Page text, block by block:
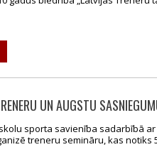
UN AUGSTU
sporta savienība sadarbībā
treneru semināru, kas notiks